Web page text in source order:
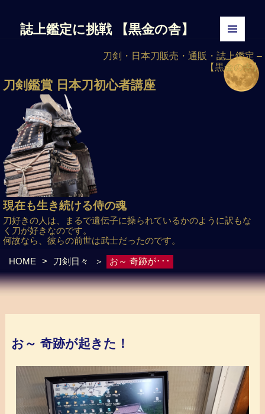
誌上鑑定に挑戦 【黒金の舎】
ーとウ
ィジェ
ット
刀剣・日本刀販売・通販・誌上鑑定 –
【黒金の舎】
刀剣鑑賞 日本刀初心者講座
現在も生き続ける侍の魂
刀好きの人は、まるで遺伝子に操られているかのように訳もな
く刀が好きなのです。
何故なら、彼らの前世は武士だったのです。
HOME > 刀剣日々 ＞ お～ 奇跡が･･･
お～ 奇跡が起きた！